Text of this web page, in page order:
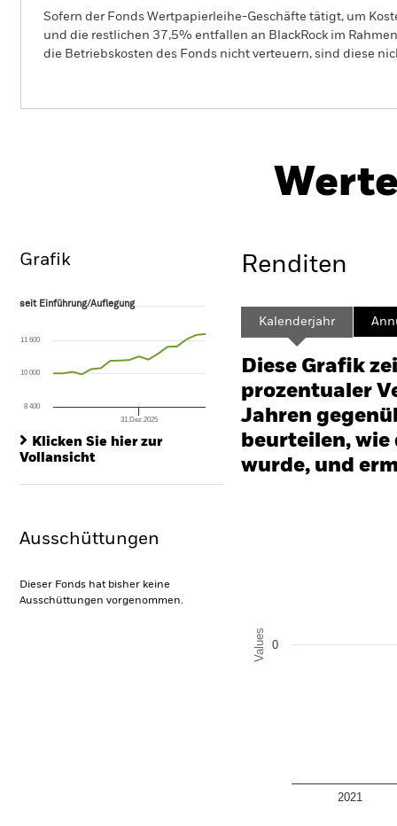
Sofern der Fonds Wertpapierleihe-Geschäfte tätigt, um
und die restlichen 37,5% entfallen an BlackRock im
die Betriebskosten des Fonds nicht verteuern, sind diese
Grafik
seit Einführung/Auflegung
The chart has 1 X axis displaying Time. Range: 2025-03-31 00:00:00 to
The chart has 1 Y axis displaying values. Range: -16 to 32.
seit Einführung/Auflegung
31.Dez.2025
8 400
10 000
11 600
Klicken Sie hier zur
Vollansicht
Ausschüttungen
Dieser Fonds hat bisher keine
Ausschüttungen vorgenommen.
Renditen
Kalenderjahr
Diese Grafik
prozentualer
Jahren
beurteilen,
wurde, und
Values
2021
0